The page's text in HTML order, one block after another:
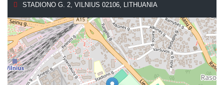
STADIONO G. 2, VILNIUS 02106, LITHUANIA